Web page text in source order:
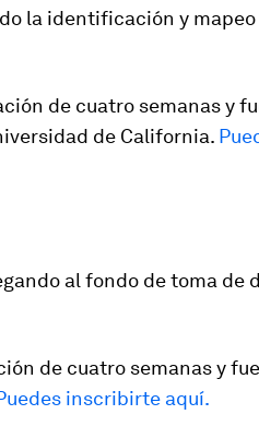
la identificación y mapeo
de cuatro semanas y
de California.
al fondo de toma de
de cuatro semanas y
inscribirte aquí.